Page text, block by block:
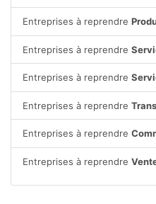
Entreprises à reprendre
Entreprises à reprendre
Entreprises à reprendre
Entreprises à reprendre
Entreprises à reprendre
Entreprises à reprendre